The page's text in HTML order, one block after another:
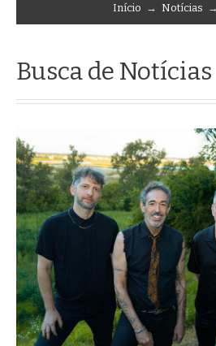
Início → Notícias
Busca de Notícias